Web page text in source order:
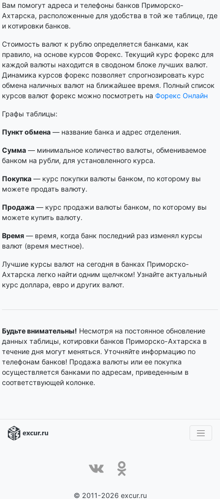
Вам помогут адреса и телефоны банков Приморско-
Ахтарска, расположенные для удобства в той же таблице, где
и котировки банков.
Стоимость валют к рублю определяется банками, как
правило, на основе курсов Форекс. Текущий курс форекс для
каждой валюты находится в сводоном блоке лучших валют.
Динамика курсов форекс позволяет спрогнозировать курс
обмена наличных валют на ближайшее время. Полный список
курсов валют форекс можно посмотреть на Форекс Онлайн
Графы таблицы:
Пункт обмена — название банка и адрес отделения.
Сумма — минимальное количество валюты, обмениваемое
банком на рубли, для установленного курса.
Покупка — курс покупки валюты банком, по которому вы
можете продать валюту.
Продажа — курс продажи валюты банком, по которому вы
можете купить валюту.
Время — время, когда банк последний раз изменял курсы
валют (время местное).
Лучшие курсы валют на сегодня в банках Приморско-
Ахтарска легко найти одним щелчком! Узнайте актуальный
курс доллара, евро и других валют.
Будьте внимательны! Несмотря на постоянное обновление
данных таблицы, котировки банков Приморско-Ахтарска в
течение дня могут меняться. Уточняйте информацию по
телефонам банков! Продажа валюты или ее покупка
осуществляется банками по адресам, приведенным в
соответствующей колонке.
© 2011-2026 excur.ru